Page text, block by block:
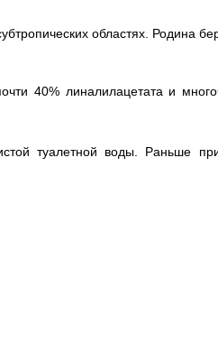
областях. Родина
40% линалилацетата и
туалетной воды. Раньше